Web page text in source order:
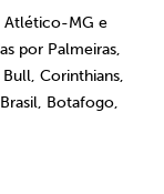
Atlético-MG e
por Palmeiras,
Corinthians,
Botafogo,